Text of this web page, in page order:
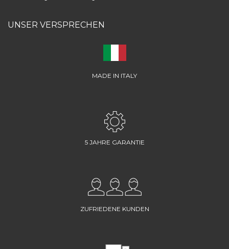
UNSER VERSPRECHEN
MADE IN ITALY
5 JAHRE GARANTIE
ZUFRIEDENE KUNDEN